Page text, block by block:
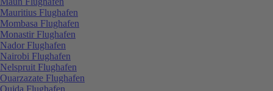
Mauritius Flughafen
Mombasa Flughafen
Monastir Flughafen
Nador Flughafen
Nairobi Flughafen
Nelspruit Flughafen
Ouarzazate Flughafen
Oujda Flughafen